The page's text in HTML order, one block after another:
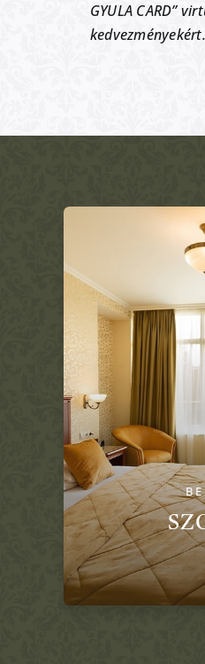
GYULA CARD”
kedvezményekért.